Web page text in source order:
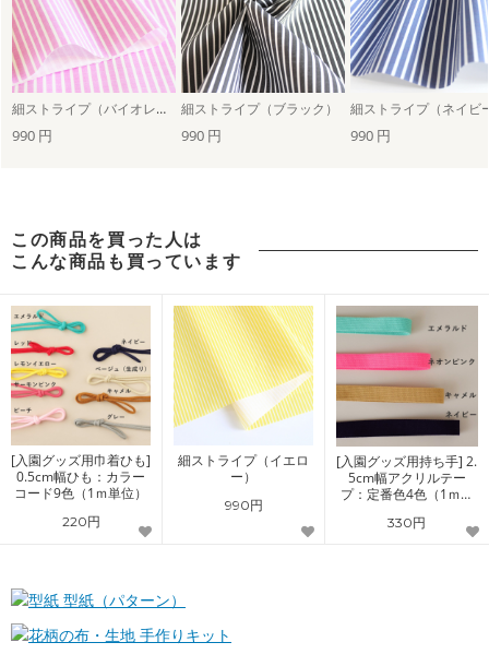
細ストライプ（バイオレット） 細ストライプ（ブラック） 細ストライプ（ネイビ
990 円 990 円 990 円
この商品を買った人は
こんな商品も買っています
[入園グッズ用巾着ひも]
0.5cm幅ひも：カラー
コード9色（1ｍ単位）
220円
細ストライプ（イエロ
ー）
990円
[入園グッズ用持ち手] 2.
5cm幅アクリルテー
プ：定番色4色（1ｍ単
330円
型紙（パターン）
手作りキット